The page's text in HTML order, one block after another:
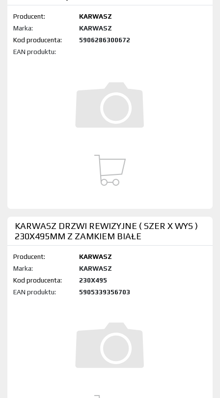
Producent:
KARWASZ
Marka:
KARWASZ
Kod produktu:
5906286300672
EAN produktu:
KARWASZ DRZWI REWIZYJNE ( SZER X WYS )
230X495MM Z ZAMKIEM BIAŁE
Producent:
KARWASZ
Marka:
KARWASZ
Kod produktu:
230X495
EAN produktu:
5905339356703